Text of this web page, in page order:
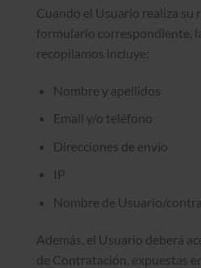
Cuando el Usuario realiza su
formulario correspondiente,
recopilamos incluye:
Nombre y apellidos
Email y/o teléfono
Direcciones de envío
IP
Nombre de Usuario/
Además, el Usuario deberá
de Contratación, expuestas